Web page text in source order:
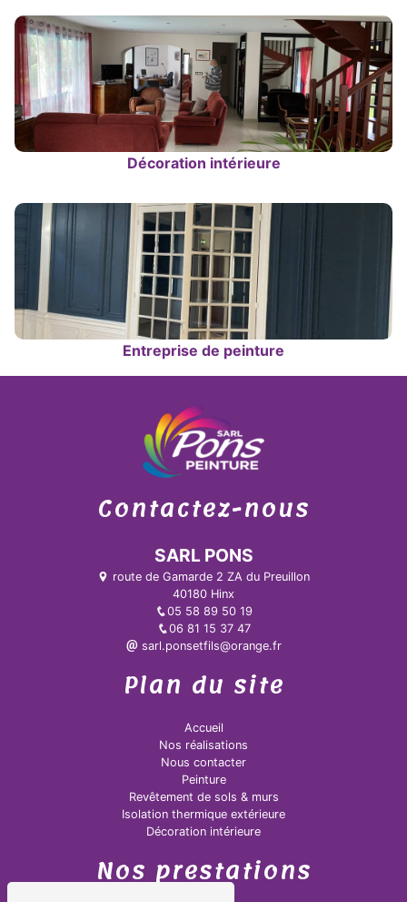
Décoration intérieure
Entreprise de peinture
Contactez-nous
SARL PONS
route de Gamarde 2 ZA du Preuillon
40180 Hinx
05 58 89 50 19
06 81 15 37 47
sarl.ponsetfils@orange.fr
Plan du site
Accueil
Nos réalisations
Nous contacter
Peinture
Revêtement de sols & murs
Isolation thermique extérieure
Décoration intérieure
Nos prestations